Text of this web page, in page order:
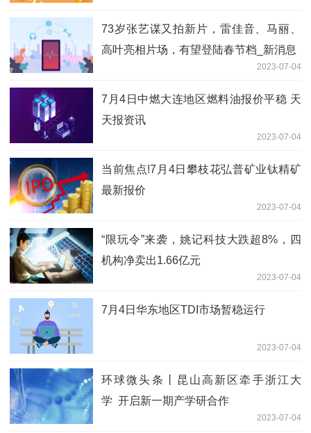
73岁张艺谋又拍新片，雷佳音、马丽、
高叶亮相片场，有望登陆春节档_新消息
2023-07-04
7月4日中燃大连地区燃料油报价平稳 天
天报资讯
2023-07-04
当前焦点!7月4日攀枝花弘普矿业钛精矿
最新报价
2023-07-04
“限玩令”来袭，姚记科技大跌超8%，四
机构净卖出1.66亿元
2023-07-04
7月4日华东地区TDI市场暂稳运行
2023-07-04
环球微头条丨昆山高新区牵手浙江大
学 开启新一期产学研合作
2023-07-04